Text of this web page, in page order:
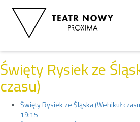
Święty Rysiek ze
czasu)
Święty Rysiek ze Śląska (Wehikuł
19:15